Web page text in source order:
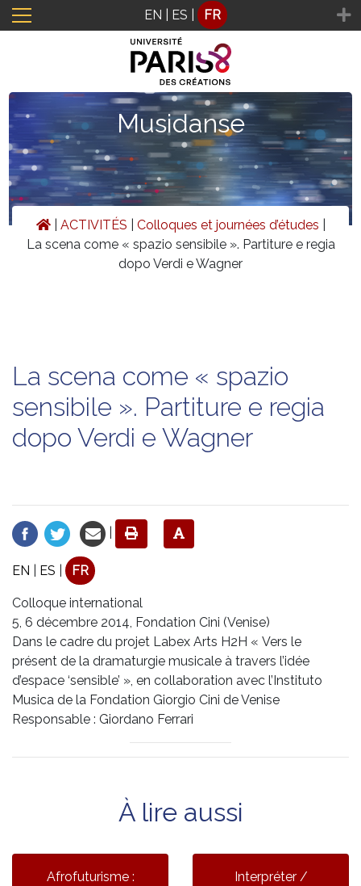
Panneau de gestion des cookies
EN ES FR
Musidanse
ACTIVITÉS Colloques et journées d’études
La scena come « spazio sensibile ». Partiture e regia
dopo Verdi e Wagner
La scena come « spazio
sensibile ». Partiture e regia
dopo Verdi e Wagner
EN ES FR
Colloque international
5, 6 décembre 2014, Fondation Cini (Venise)
Dans le cadre du projet Labex Arts H2H « Vers le
présent de la dramaturgie musicale à travers l’idée
d’espace ‘sensible’ », en collaboration avec l’Instituto
Musica de la Fondation Giorgio Cini de Venise
Responsable : Giordano Ferrari
À lire aussi
Afrofuturisme :
Interpréter /